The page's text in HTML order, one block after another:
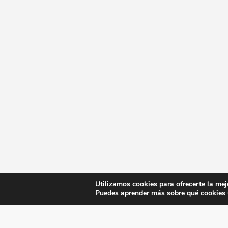
Utilizamos cookies para ofrecerte la
Puedes aprender más sobre qué